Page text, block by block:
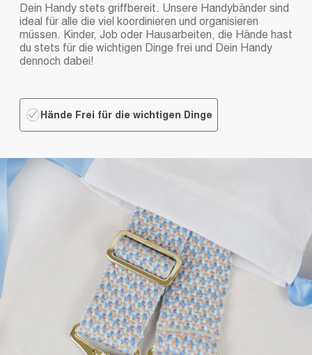
Dein Handy stets griffbereit. Unsere Handybänder sind
ideal für alle die viel koordinieren und organisieren
müssen. Kinder, Job oder Hausarbeiten, die Hände hast
du stets für die wichtigen Dinge frei und Dein Handy
dennoch dabei!
Hände Frei für die wichtigen Dinge